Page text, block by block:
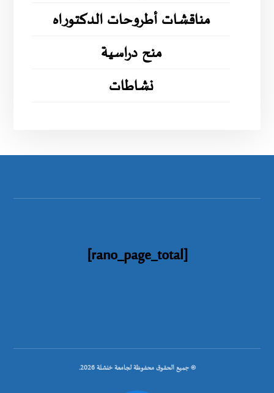
مناقشات أطروحات الدكتوراه
منح دراسية
نشاطات
[rano_page_total]
© جميع الحقوق محفوظة لجامعة خنشلة 2026.